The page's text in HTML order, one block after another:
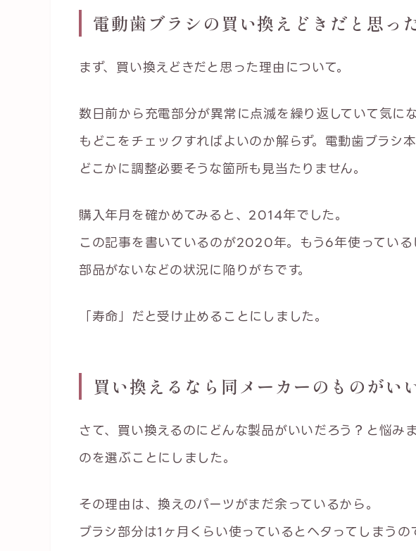
電動歯ブラシの買い換えどきだと思っ
まず、買い換えどきだと思った理由について。
数日前から充電部分が異常に点滅を繰り返していて気に
もどこをチェックすればよいのか解らず。電動歯ブラシ
どこかに調整必要そうな箇所も見当たりません。
購入年月を確かめてみると、2014年でした。
この記事を書いているのが2020年。もう6年使っている
部品がないなどの状況に陥りがちです。
「寿命」だと受け止めることにしました。
買い換えるなら同メーカーのものがい
さて、買い換えるのにどんな製品がいいだろう？と悩み
のを選ぶことにしました。
その理由は、換えのパーツがまだ余っているから。
ブラシ部分は1ヶ月くらい使っているとヘタってしまうの